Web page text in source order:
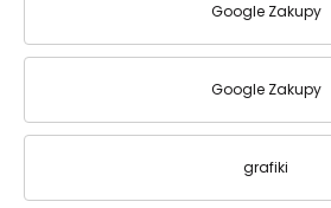
Google Zakupy
Google Zakupy
grafiki